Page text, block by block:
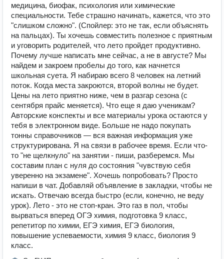
медицина, биофак, психология или химические
специальности. Тебе страшно начинать, кажется, что это
"слишком сложно". (Спойлер: это не так, если объяснять
на пальцах). Ты хочешь совместить полезное с приятным
и уговорить родителей, что лето пройдет продуктивно.
Почему лучше написать мне сейчас, а не в августе? Мы
найдем и закроем пробелы до того, как начнется
школьная суета. Я набираю всего 8 человек на летний
поток. Когда места закроются, второй волны не будет.
Цены на лето приятно ниже, чем в разгар сезона (с
сентября прайс меняется). Что еще я даю ученикам?
Авторские конспекты и все материалы урока остаются у
тебя в электронном виде. Больше не надо покупать
тонны справочников — вся важная информация уже
структурирована. Я на связи в рабочее время. Если что-
то "не щелкнуло" на занятии - пиши, разберемся. Мы
составим план с нуля до состояния "чувствую себя
уверенно на экзамене". Хочешь попробовать? Просто
напиши в чат. Добавляй объявление в закладки, чтобы не
искать. Отвечаю всегда быстро (если, конечно, не веду
урок). Лето - это не стоп-кран. Это газ в пол, чтобы
вырваться вперед ОГЭ химия, подготовка 9 класс,
репетитор по химии, ЕГЭ химия, ЕГЭ биология,
повышение успеваемости, химия 9 класс, биология 9
класс.